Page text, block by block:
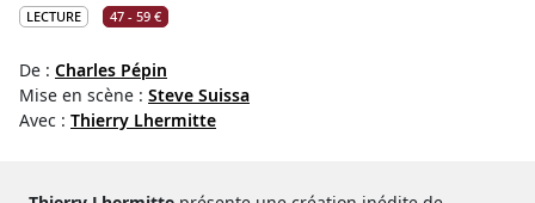
LECTURE
47 - 59 €
De : Charles Pépin
Mise en scène : Steve Suissa
Avec : Thierry Lhermitte